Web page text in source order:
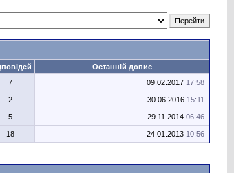
Останній допис
7 09.02.2017 17:58
2 30.06.2016 15:11
5 29.11.2014 06:46
18 24.01.2013 10:56